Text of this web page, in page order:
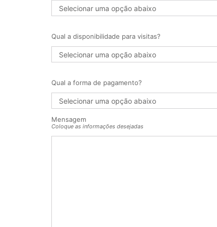
Qual a disponibilidade para visitas?
Qual a forma de pagamento?
Mensagem
Coloque as informações desejadas